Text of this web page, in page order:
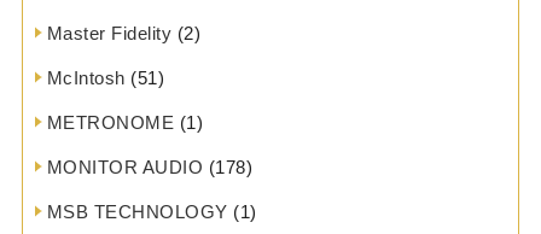
Master Fidelity (2)
McIntosh (51)
METRONOME (1)
MONITOR AUDIO (178)
MSB TECHNOLOGY (1)